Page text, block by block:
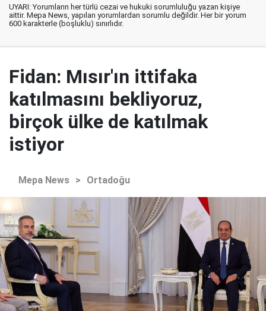
UYARI: Yorumların her türlü cezai ve hukuki sorumluluğu yazan kişiye
aittir. Mepa News, yapılan yorumlardan sorumlu değildir. Her bir yorum
600 karakterle (boşluklu) sınırlıdır.
Fidan: Mısır'ın ittifaka
katılmasını bekliyoruz,
birçok ülke de katılmak
istiyor
Mepa News > Ortadoğu